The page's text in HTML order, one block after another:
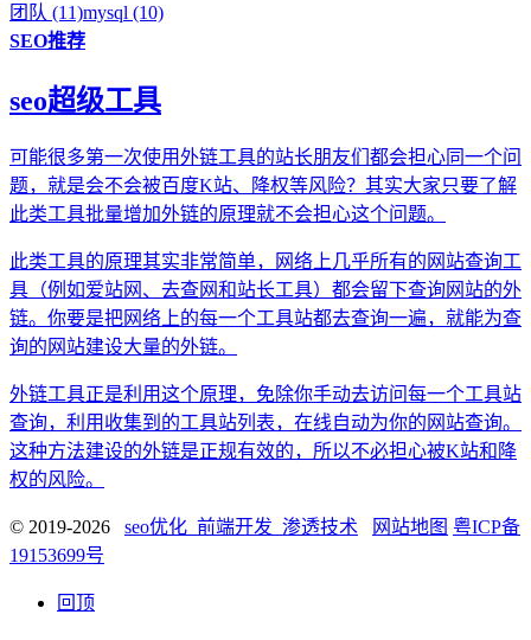
团队 (11)mysql (10)
SEO推荐
seo超级工具
可能很多第一次使用外链工具的站长朋友们都会担心同一个问
题，就是会不会被百度K站、降权等风险？其实大家只要了解
此类工具批量增加外链的原理就不会担心这个问题。
此类工具的原理其实非常简单，网络上几乎所有的网站查询工
具（例如爱站网、去查网和站长工具）都会留下查询网站的外
链。你要是把网络上的每一个工具站都去查询一遍，就能为查
询的网站建设大量的外链。
外链工具正是利用这个原理，免除你手动去访问每一个工具站
查询，利用收集到的工具站列表，在线自动为你的网站查询。
这种方法建设的外链是正规有效的，所以不必担心被K站和降
权的风险。
© 2019-2026 seo优化_前端开发_渗透技术 网站地图 粤ICP备
19153699号
回顶